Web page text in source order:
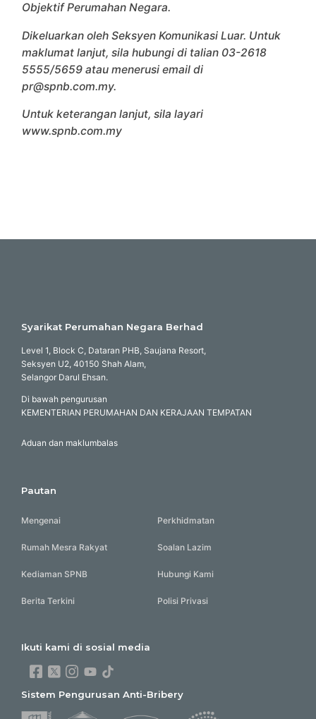
Objektif Perumahan Negara.
Dikeluarkan oleh Seksyen Komunikasi Luar. Untuk
maklumat lanjut, sila hubungi di talian 03-2618
5555/5659 atau menerusi email di
pr@spnb.com.my.
Untuk keterangan lanjut, sila layari
www.spnb.com.my
Syarikat Perumahan Negara Berhad
Level 1, Block C, Dataran PHB, Saujana Resort,
Seksyen U2, 40150 Shah Alam,
Selangor Darul Ehsan.
Di bawah pengurusan
KEMENTERIAN PERUMAHAN DAN KERAJAAN TEMPATAN
Aduan dan maklumbalas
Pautan
Mengenai Perkhidmatan
Rumah Mesra Rakyat Soalan Lazim
Kediaman SPNB Hubungi Kami
Berita Terkini Polisi Privasi
Ikuti kami di sosial media
Sistem Pengurusan Anti-Bribery